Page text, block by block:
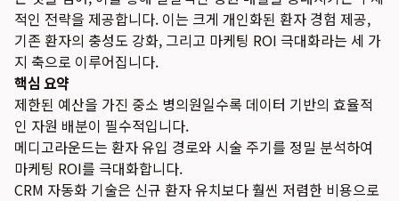
적인 전략을 제공합니다. 이는 크게 개인화된 환자 경험 제공,
기존 환자의 충성도 강화, 그리고 마케팅 ROI 극대화라는 세 가
지 축으로 이루어집니다.
핵심 요약
제한된 예산을 가진 중소 병의원일수록 데이터 기반의 효율적
인 자원 배분이 필수적입니다.
메디고라운드는 환자 유입 경로와 시술 주기를 정밀 분석하여
마케팅 ROI를 극대화합니다.
CRM 자동화 기술은 신규 환자 유치보다 훨씬 저렴한 비용으로